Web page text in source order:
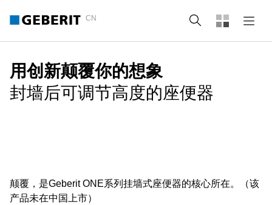
CN Search
用创新颠覆你的想象
封墙后可调节高度的座便器
颠覆，是Geberit ONE系列挂墙式座便器的核心所在。（该
产品未在中国上市）